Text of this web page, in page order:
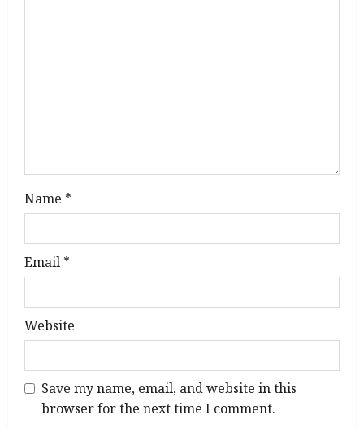
Name *
Email *
Website
Save my name, email, and website in this
browser for the next time I comment.